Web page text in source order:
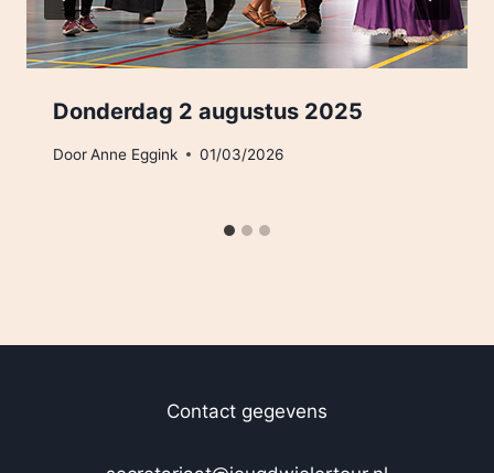
Donderdag 2 augustus 2025
DoorAnne Eggink 01/03/2026
Contact gegevens